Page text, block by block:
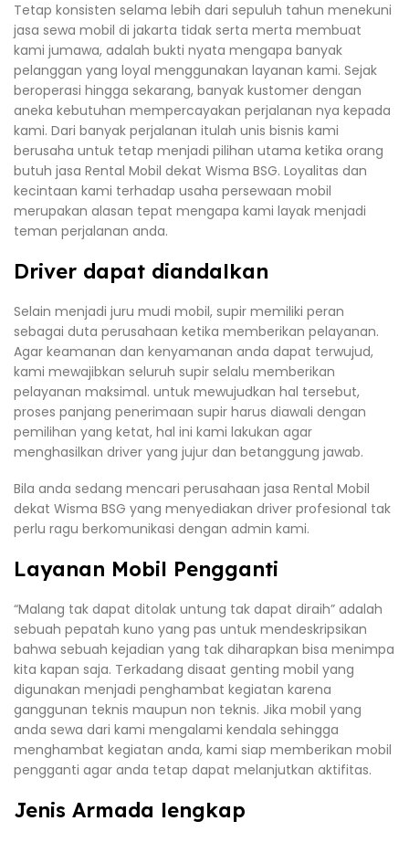
Tetap konsisten selama lebih dari sepuluh tahun menekuni
jasa sewa mobil di jakarta tidak serta merta membuat
kami jumawa, adalah bukti nyata mengapa banyak
pelanggan yang loyal menggunakan layanan kami. Sejak
beroperasi hingga sekarang, banyak kustomer dengan
aneka kebutuhan mempercayakan perjalanan nya kepada
kami. Dari banyak perjalanan itulah unis bisnis kami
berusaha untuk tetap menjadi pilihan utama ketika orang
butuh jasa Rental Mobil dekat Wisma BSG. Loyalitas dan
kecintaan kami terhadap usaha persewaan mobil
merupakan alasan tepat mengapa kami layak menjadi
teman perjalanan anda.
Driver dapat diandalkan
Selain menjadi juru mudi mobil, supir memiliki peran
sebagai duta perusahaan ketika memberikan pelayanan.
Agar keamanan dan kenyamanan anda dapat terwujud,
kami mewajibkan seluruh supir selalu memberikan
pelayanan maksimal. untuk mewujudkan hal tersebut,
proses panjang penerimaan supir harus diawali dengan
pemilihan yang ketat, hal ini kami lakukan agar
menghasilkan driver yang jujur dan betanggung jawab.
Bila anda sedang mencari perusahaan jasa Rental Mobil
dekat Wisma BSG yang menyediakan driver profesional tak
perlu ragu berkomunikasi dengan admin kami.
Layanan Mobil Pengganti
“Malang tak dapat ditolak untung tak dapat diraih” adalah
sebuah pepatah kuno yang pas untuk mendeskripsikan
bahwa sebuah kejadian yang tak diharapkan bisa menimpa
kita kapan saja. Terkadang disaat genting mobil yang
digunakan menjadi penghambat kegiatan karena
ganggunan teknis maupun non teknis. Jika mobil yang
anda sewa dari kami mengalami kendala sehingga
menghambat kegiatan anda, kami siap memberikan mobil
pengganti agar anda tetap dapat melanjutkan aktifitas.
Jenis Armada lengkap